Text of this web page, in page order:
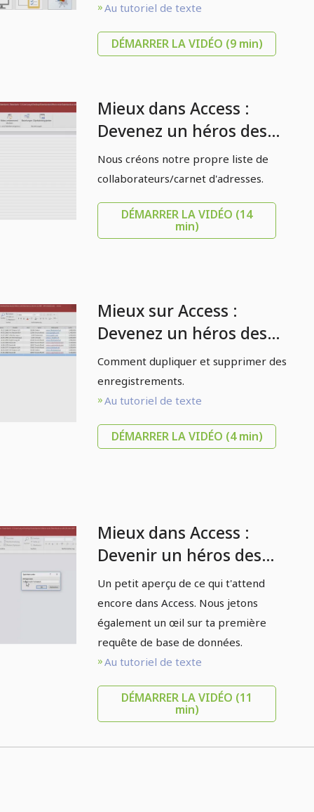
Au tutoriel de texte
DÉMARRER LA VIDÉO (9 min)
Mieux dans Access :
Devenez un héros des
données - Créer une
table d'exemple 2.4
Nous créons notre propre liste de
collaborateurs/carnet d'adresses.
DÉMARRER LA VIDÉO (14
min)
Mieux sur Access :
Devenez un héros des
données - 2.6 Dupliquer
et supprimer des
enregistrements
Comment dupliquer et supprimer des
enregistrements.
Au tutoriel de texte
DÉMARRER LA VIDÉO (4 min)
Mieux dans Access :
Devenir un héros des
données - 2.8 La
première requête de
données
Un petit aperçu de ce qui t'attend
encore dans Access. Nous jetons
également un œil sur ta première
requête de base de données.
Au tutoriel de texte
DÉMARRER LA VIDÉO (11
min)